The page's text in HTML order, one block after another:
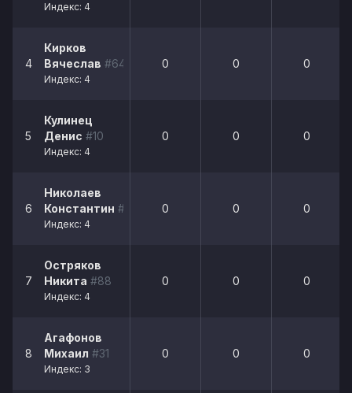
Индекс: 4
4
Кирков
Вячеслав #64
Индекс: 4
0 0 0
5
Кулинец
Денис #10
Индекс: 4
0 0 0
6
Николаев
Константин #21
Индекс: 4
0 0 0
7
Остряков
Никита #88
Индекс: 4
0 0 0
8
Агафонов
Михаил #31
Индекс: 3
0 0 0